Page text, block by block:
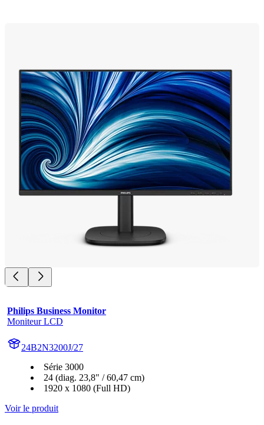
Philips Business Monitor
Moniteur LCD
24B2N3200J/27
Série 3000
24 (diag. 23,8" / 60,47 cm)
1920 x 1080 (Full HD)
Voir le produit